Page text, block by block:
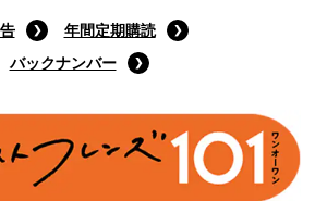
特装版
Amazonで購入する
年間定期購読
バックナンバー